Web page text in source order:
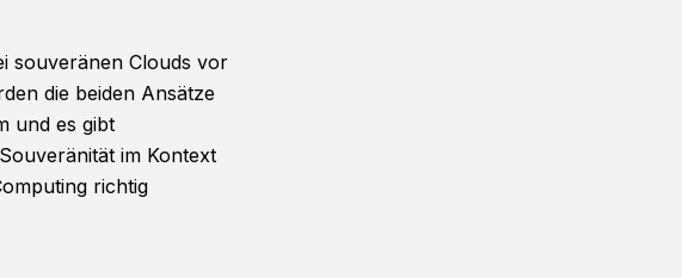
souveränen Clouds vor
die beiden Ansätze
und es gibt
im Kontext
richtig